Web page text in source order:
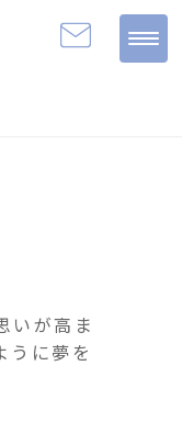
いが高ま
うに夢を